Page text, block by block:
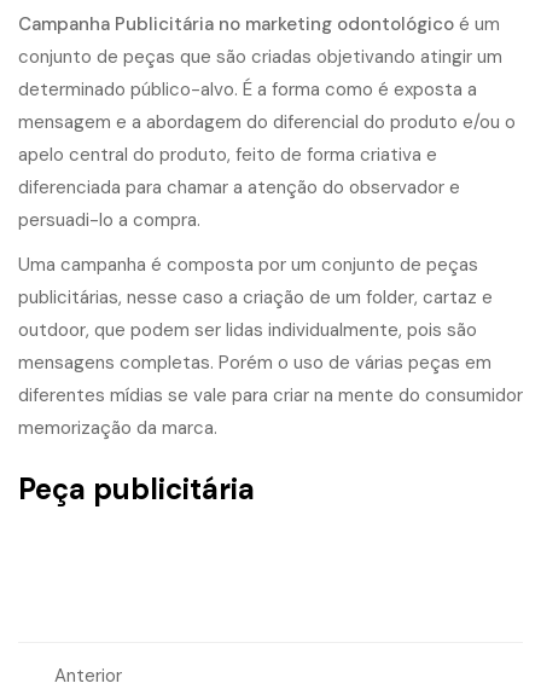
Campanha Publicitária no marketing odontológico é um
conjunto de peças que são criadas objetivando atingir um
determinado público-alvo. É a forma como é exposta a
mensagem e a abordagem do diferencial do produto e/ou o
apelo central do produto, feito de forma criativa e
diferenciada para chamar a atenção do observador e
persuadi-lo a compra.
Uma campanha é composta por um conjunto de peças
publicitárias, nesse caso a criação de um folder, cartaz e
outdoor, que podem ser lidas individualmente, pois são
mensagens completas. Porém o uso de várias peças em
diferentes mídias se vale para criar na mente do consumidor
memorização da marca.
Peça publicitária
Anterior